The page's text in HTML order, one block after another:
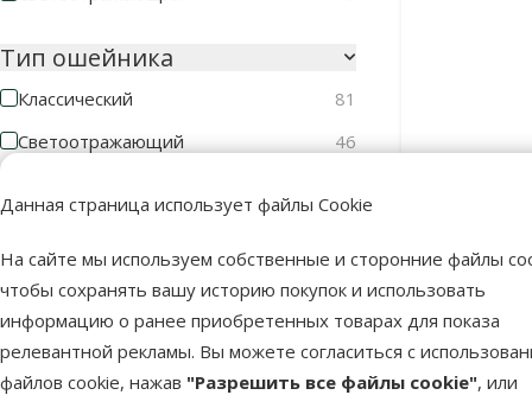
Данная страница использует файлы Cookie
На сайте мы используем собственные и сторонние файлы
чтобы сохранять вашу историю покупок и использовать
информацию о ранее приобретенных товарах для показа
релевантной рекламы. Вы можете согласиться с
файлов cookie, нажав "Разрешить все файлы cookie", или
Тип ошейника
Классический
81
Светоотражающий
46
Лента/Трос
Трос
3
Длина
Ошейник
Collar